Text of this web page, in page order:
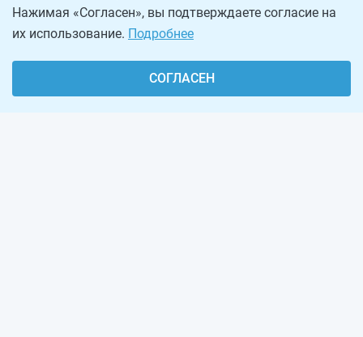
Нажимая «Согласен», вы подтверждаете согласие на
их использование. Подробнее
СОГЛАСЕН